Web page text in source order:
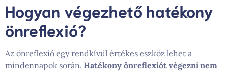
Hogyan végezhető hatékony
önreflexió?
Az önreflexió egy rendkívül értékes eszköz lehet a
mindennapok során. Hatékony önreflexiót végezni nem